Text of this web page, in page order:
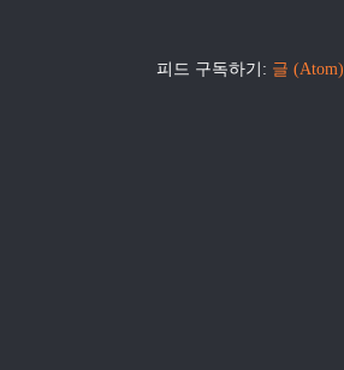
피드 구독하기: 글 (Atom)